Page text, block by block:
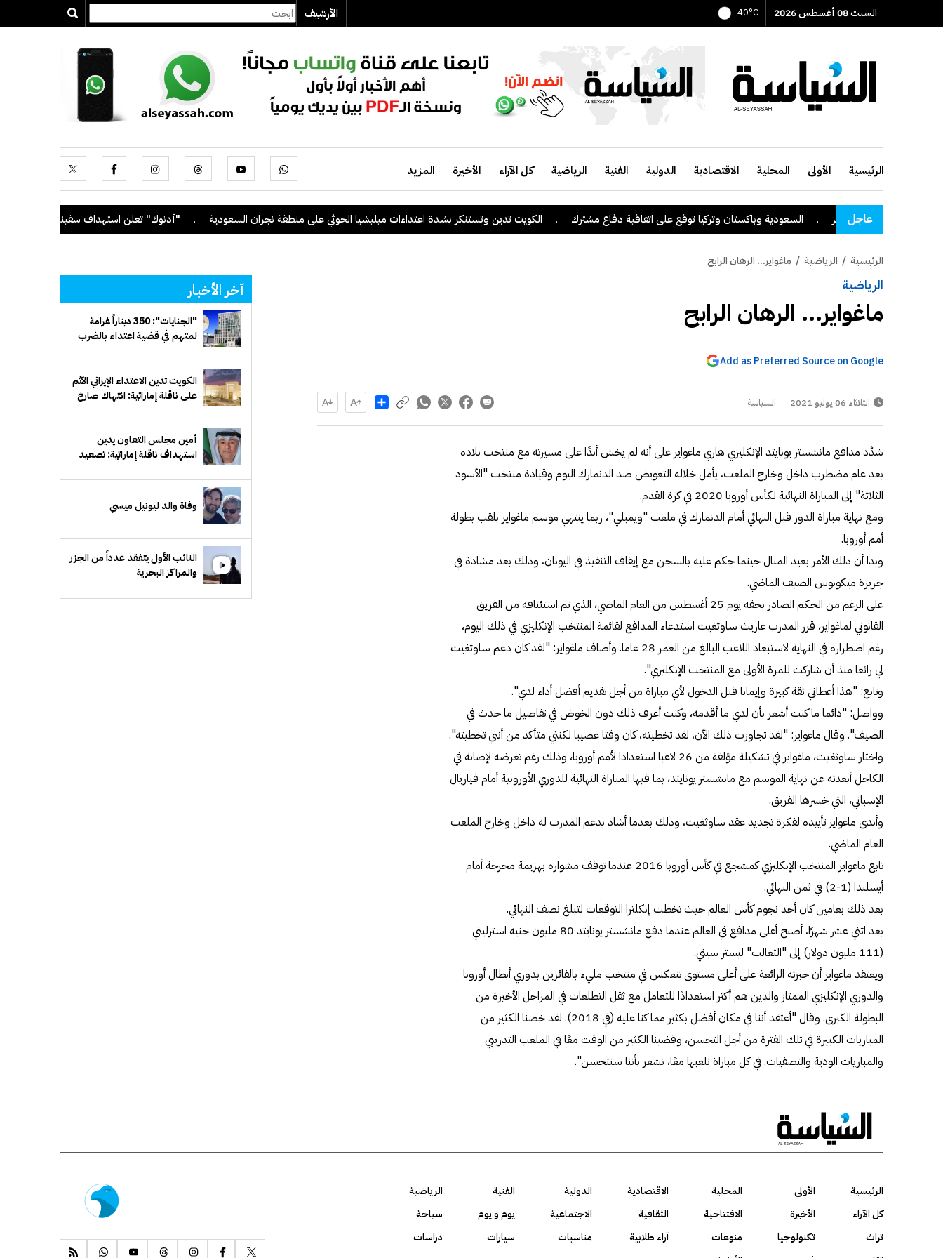
السبت 08 أغسطس 2026 40°C الأرشيف
الرئيسية الأولى المحلية الاقتصادية الدولية الفنية الرياضية كل الآراء الأخيرة المزيد
عاجلعبورها مضيق هرمز السعودية وباكستان وتركيا توقع على اتفاقية دفاع مشترك . الكويت تدين وتستنكر بشدة اعتداءات ميليشيا الحوثي على منطقة نجران السعودية . "أدنوك" تعلن استهداف سفينة تابعة لها بصاروخ
الرئيسية / الرياضية / ماغواير... الرهان الرابح
الرياضية
ماغواير... الرهان الرابح
Add as Preferred Source on Google
الثلاثاء 06 يوليو 2021 السياسة Share
شدَّد مدافع مانشستر يونايتد الإنكليزي هاري ماغواير على أنه لم يخش أبدًا على مسيرته مع منتخب بلاده
بعد عام مضطرب داخل وخارج الملعب، يأمل خلاله التعويض ضد الدنمارك اليوم وقيادة منتخب "الأسود
الثلاثة" إلى المباراة النهائية لكأس أوروبا 2020 في كرة القدم.
ومع نهاية مباراة الدور قبل النهائي أمام الدنمارك في ملعب "ويمبلي"، ربما ينتهي موسم ماغواير بلقب بطولة
أمم أوروبا.
وبدا أن ذلك الأمر بعيد المنال حينما حكم عليه بالسجن مع إيقاف التنفيذ في اليونان، وذلك بعد مشادة في
جزيرة ميكونوس الصيف الماضي.
على الرغم من الحكم الصادر بحقه يوم 25 أغسطس من العام الماضي، الذي تم استئنافه من الفريق
القانوني لماغواير، قرر المدرب غاريث ساوثغيت استدعاء المدافع لقائمة المنتخب الإنكليزي في ذلك اليوم،
رغم اضطراره في النهاية لاستبعاد اللاعب البالغ من العمر 28 عاما. وأضاف ماغواير: "لقد كان دعم ساوثغيت
لي رائعا منذ أن شاركت للمرة الأولى مع المنتخب الإنكليزي".
وتابع: "هذا أعطاني ثقة كبيرة وإيمانا قبل الدخول لأي مباراة من أجل تقديم أفضل أداء لدي".
وواصل: "دائما ما كنت أشعر بأن لدي ما أقدمه، وكنت أعرف ذلك دون الخوض في تفاصيل ما حدث في
الصيف". وقال ماغواير: "لقد تجاوزت ذلك الآن، لقد تخطيته، كان وقتا عصيبا لكنني متأكد من أنني تخطيته".
واختار ساوثغيت، ماغواير في تشكيلة مؤلفة من 26 لاعبا استعدادا لأمم أوروبا، وذلك رغم تعرضه لإصابة في
الكاحل أبعدته عن نهاية الموسم مع مانشستر يونايتد، بما فيها المباراة النهائية للدوري الأوروبية أمام فياريال
الإسباني، التي خسرها الفريق.
وأبدى ماغواير تأييده لفكرة تجديد عقد ساوثغيت، وذلك بعدما أشاد بدعم المدرب له داخل وخارج الملعب
العام الماضي.
تابع ماغواير المنتخب الإنكليزي كمشجع في كأس أوروبا 2016 عندما توقف مشواره بهزيمة محرجة أمام
أيسلندا (1-2) في ثمن النهائي.
بعد ذلك بعامين كان أحد نجوم كأس العالم حيث تخطت إنكلترا التوقعات لتبلغ نصف النهائي.
بعد اثني عشر شهرًا، أصبح أغلى مدافع في العالم عندما دفع مانشستر يونايتد 80 مليون جنيه استرليني
(111 مليون دولار) إلى "الثعالب" ليستر سيتي.
ويعتقد ماغواير أن خبرته الرائعة على أعلى مستوى تنعكس في منتخب مليء بالفائزين بدوري أبطال أوروبا
والدوري الإنكليزي الممتاز والذين هم أكثر استعدادًا للتعامل مع ثقل التطلعات في المراحل الأخيرة من
البطولة الكبرى. وقال "أعتقد أننا في مكان أفضل بكثير مما كنا عليه (في 2018). لقد خضنا الكثير من
المباريات الكبيرة في تلك الفترة من أجل التحسن، وقضينا الكثير من الوقت معًا في الملعب التدريبي
والمباريات الودية والتصفيات. في كل مباراة نلعبها معًا، نشعر بأننا سنتحسن".
آخر الأخبار
"الجنايات": 350 ديناراً غرامة
لمتهم في قضية اعتداء بالضرب
الكويت تدين الاعتداء الإيراني الآثم
على ناقلة إماراتية: انتهاك صارخ
أمين مجلس التعاون يدين
استهداف ناقلة إماراتية: تصعيد
الملاحة البحرية
وفاة والد ليونيل ميسي
النائب الأول يتفقد عدداً من الجزر
والمراكز البحرية
الرئيسية الأولى المحلية الاقتصادية الدولية الفنية
الرياضية
كل الآراء
الأخيرة الافتتاحية الثقافية الاجتماعية يوم و يوم
سياحة
تراث
تكنولوجيا منوعات آراء طلابية مناسبات سيارات
دراسات